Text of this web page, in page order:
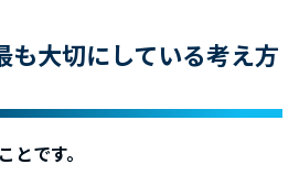
も大切にしている考え方
です。